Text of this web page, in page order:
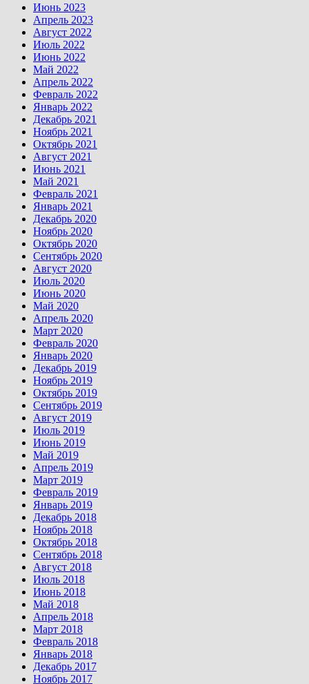
Июнь 2023
Апрель 2023
Август 2022
Июль 2022
Июнь 2022
Май 2022
Апрель 2022
Февраль 2022
Январь 2022
Декабрь 2021
Ноябрь 2021
Октябрь 2021
Август 2021
Июнь 2021
Май 2021
Февраль 2021
Январь 2021
Декабрь 2020
Ноябрь 2020
Октябрь 2020
Сентябрь 2020
Август 2020
Июль 2020
Июнь 2020
Май 2020
Апрель 2020
Март 2020
Февраль 2020
Январь 2020
Декабрь 2019
Ноябрь 2019
Октябрь 2019
Сентябрь 2019
Август 2019
Июль 2019
Июнь 2019
Май 2019
Апрель 2019
Март 2019
Февраль 2019
Январь 2019
Декабрь 2018
Ноябрь 2018
Октябрь 2018
Сентябрь 2018
Август 2018
Июль 2018
Июнь 2018
Май 2018
Апрель 2018
Март 2018
Февраль 2018
Январь 2018
Декабрь 2017
Ноябрь 2017